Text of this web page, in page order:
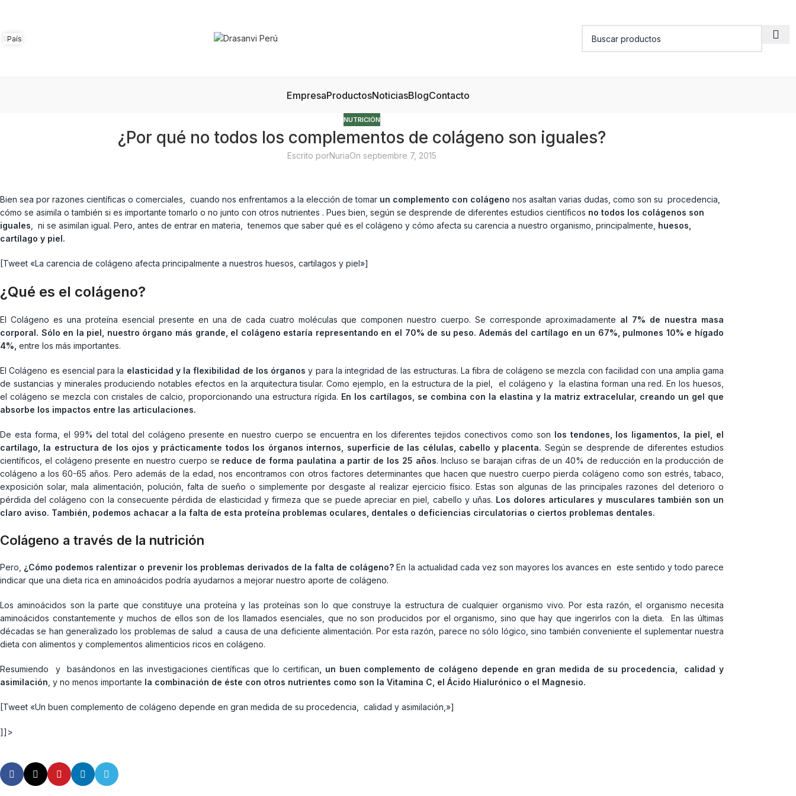
País
EmpresaProductosNoticiasBlogContacto
NUTRICIÓN
¿Por qué no todos los complementos de colágeno son iguales?
Escrito porNuriaOn septiembre 7, 2015
Bien sea por razones científicas o comerciales, cuando nos enfrentamos a la elección de tomar un complemento con colágeno nos asaltan varias dudas, como son su procedencia,
cómo se asimila o también si es importante tomarlo o no junto con otros nutrientes . Pues bien, según se desprende de diferentes estudios científicos no todos los colágenos son
iguales , ni se asimilan igual. Pero, antes de entrar en materia, tenemos que saber qué es el colágeno y cómo afecta su carencia a nuestro organismo, principalmente, huesos,
cartílago y piel.
[Tweet «La carencia de colágeno afecta principalmente a nuestros huesos, cartilagos y piel»]
¿Qué es el colágeno?
El Colágeno es una proteína esencial presente en una de cada cuatro moléculas que componen nuestro cuerpo. Se corresponde aproximadamente al 7% de nuestra masa
corporal. Sólo en la piel, nuestro órgano más grande, el colágeno estaría representando en el 70% de su peso. Además del cartílago en un 67%, pulmones 10% e hígado
4%, entre los más importantes.
El Colágeno es esencial para la elasticidad y la flexibilidad de los órganos y para la integridad de las estructuras. La fibra de colágeno se mezcla con facilidad con una amplia gama
de sustancias y minerales produciendo notables efectos en la arquitectura tisular. Como ejemplo, en la estructura de la piel, el colágeno y la elastina forman una red. En los huesos,
el colágeno se mezcla con cristales de calcio, proporcionando una estructura rígida. En los cartílagos, se combina con la elastina y la matriz extracelular, creando un gel que
absorbe los impactos entre las articulaciones.
De esta forma, el 99% del total del colágeno presente en nuestro cuerpo se encuentra en los diferentes tejidos conectivos como son los tendones, los ligamentos, la piel, el
cartílago, la estructura de los ojos y prácticamente todos los órganos internos, superficie de las células, cabello y placenta. Según se desprende de diferentes estudios
científicos, el colágeno presente en nuestro cuerpo se reduce de forma paulatina a partir de los 25 años. Incluso se barajan cifras de un 40% de reducción en la producción de
colágeno a los 60-65 años. Pero además de la edad, nos encontramos con otros factores determinantes que hacen que nuestro cuerpo pierda colágeno como son estrés, tabaco,
exposición solar, mala alimentación, polución, falta de sueño o simplemente por desgaste al realizar ejercicio físico. Estas son algunas de las principales razones del deterioro o
pérdida del colágeno con la consecuente pérdida de elasticidad y firmeza que se puede apreciar en piel, cabello y uñas. Los dolores articulares y musculares también son un
claro aviso. También, podemos achacar a la falta de esta proteína problemas oculares, dentales o deficiencias circulatorias o ciertos problemas dentales.
Colágeno a través de la nutrición
Pero, ¿Cómo podemos ralentizar o prevenir los problemas derivados de la falta de colágeno? En la actualidad cada vez son mayores los avances en este sentido y todo parece
indicar que una dieta rica en aminoácidos podría ayudarnos a mejorar nuestro aporte de colágeno.
Los aminoácidos son la parte que constituye una proteína y las proteínas son lo que construye la estructura de cualquier organismo vivo. Por esta razón, el organismo necesita
aminoácidos constantemente y muchos de ellos son de los llamados esenciales, que no son producidos por el organismo, sino que hay que ingerirlos con la dieta. En las últimas
décadas se han generalizado los problemas de salud a causa de una deficiente alimentación. Por esta razón, parece no sólo lógico, sino también conveniente el suplementar nuestra
dieta con alimentos y complementos alimenticios ricos en colágeno.
Resumiendo y basándonos en las investigaciones científicas que lo certifican , un buen complemento de colágeno depende en gran medida de su procedencia, calidad y
asimilación , y no menos importante la combinación de éste con otros nutrientes como son la Vitamina C, el Ácido Hialurónico o el Magnesio.
[Tweet «Un buen complemento de colágeno depende en gran medida de su procedencia, calidad y asimilación,»]
]]>